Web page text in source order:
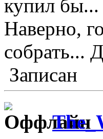
купил бы...
Наверно,
собрать...
Записан